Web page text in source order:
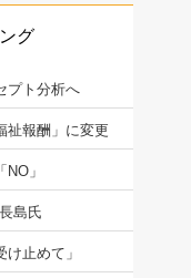
グ
プト分析へ
祉報酬」に変更
」
島氏
止めて」